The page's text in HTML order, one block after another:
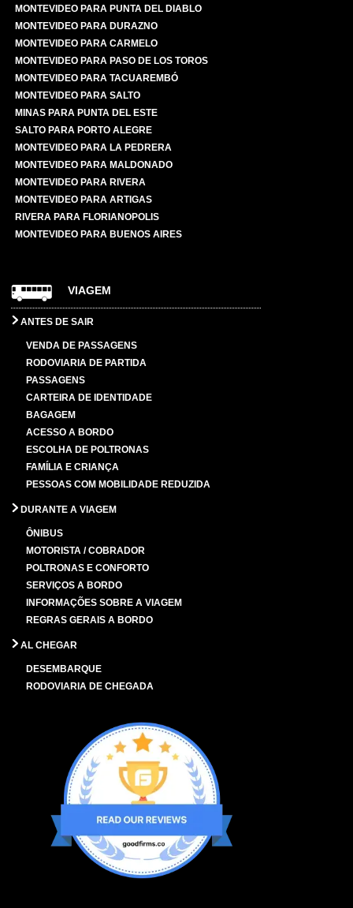
MONTEVIDEO PARA PUNTA DEL DIABLO
MONTEVIDEO PARA DURAZNO
MONTEVIDEO PARA CARMELO
MONTEVIDEO PARA PASO DE LOS TOROS
MONTEVIDEO PARA TACUAREMBÓ
MONTEVIDEO PARA SALTO
MINAS PARA PUNTA DEL ESTE
SALTO PARA PORTO ALEGRE
MONTEVIDEO PARA LA PEDRERA
MONTEVIDEO PARA MALDONADO
MONTEVIDEO PARA RIVERA
MONTEVIDEO PARA ARTIGAS
RIVERA PARA FLORIANOPOLIS
MONTEVIDEO PARA BUENOS AIRES
VIAGEM
ANTES DE SAIR
VENDA DE PASSAGENS
RODOVIARIA DE PARTIDA
PASSAGENS
CARTEIRA DE IDENTIDADE
BAGAGEM
ACESSO A BORDO
ESCOLHA DE POLTRONAS
FAMÍLIA E CRIANÇA
PESSOAS COM MOBILIDADE REDUZIDA
DURANTE A VIAGEM
ÔNIBUS
MOTORISTA / COBRADOR
POLTRONAS E CONFORTO
SERVIÇOS A BORDO
INFORMAÇÕES SOBRE A VIAGEM
REGRAS GERAIS A BORDO
AL CHEGAR
DESEMBARQUE
RODOVIARIA DE CHEGADA